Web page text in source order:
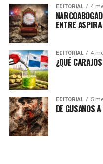
EDITORIAL 4
ENTRE
EDITORIAL 4
¿QUÉ
EDITORIAL 5
DE GUSANOS